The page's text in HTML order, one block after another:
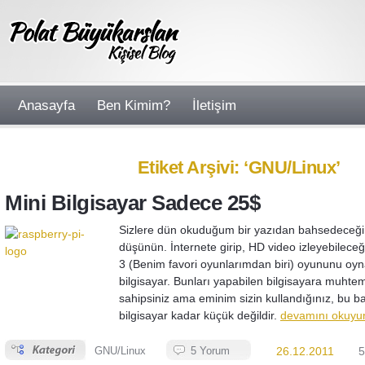
Anasayfa Ben Kimim? İletişim
Etiket Arşivi: ‘GNU/Linux’
Mini Bilgisayar Sadece 25$
Sizlere dün okuduğum bir yazıdan
düşünün. İnternete girip, HD video
3 (Benim favori oyunlarımdan biri) oyununu
bilgisayar. Bunları yapabilen bilgisayara
sahipsiniz ama eminim sizin kullandığınız, bu
bilgisayar kadar küçük değildir. devamını
GNU/Linux 5 Yorum 26.12.2011